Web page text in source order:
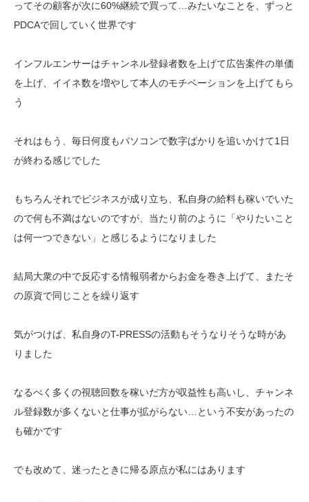
ってその顧客が次に60%継続で買って…みたいなことを、ずっと
PDCAで回していく世界です
インフルエンサーはチャンネル登録者数を上げて広告案件の単価
を上げ、イイネ数を増やして本人のモチベーションを上げてもら
う
それはもう、毎日何度もパソコンで数字ばかりを追いかけて1日
が終わる感じでした
もちろんそれでビジネスが成り立ち、私自身の給料も稼いでいた
ので何も不満はないのですが、当たり前のように「やりたいこと
は何一つできない」と感じるようになりました
結局大衆の中で反応する情報弱者からお金を巻き上げて、またそ
の原資で同じことを繰り返す
気がつけば、私自身のT-PRESSの活動もそうなりそうな時があ
りました
なるべく多くの視聴回数を稼いだ方が収益性も高いし、チャンネ
ル登録数が多くないと仕事が拡がらない…という不安があったの
も確かです
でも改めて、迷ったときに帰る原点が私にはあります